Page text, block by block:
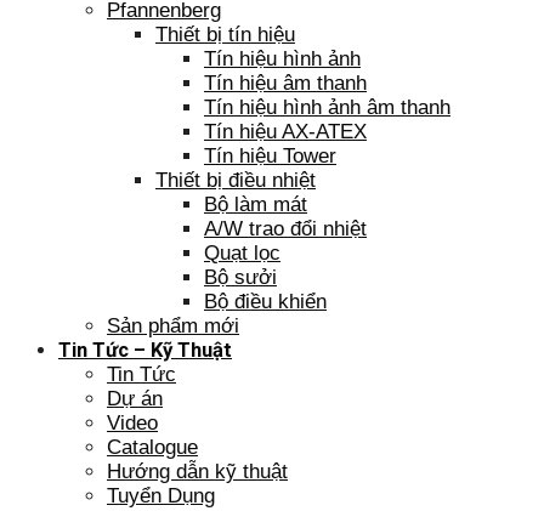
Pfannenberg
Thiết bị tín hiệu
Tín hiệu hình ảnh
Tín hiệu âm thanh
Tín hiệu hình ảnh âm thanh
Tín hiệu AX-ATEX
Tín hiệu Tower
Thiết bị điều nhiệt
Bộ làm mát
A/W trao đổi nhiệt
Quạt lọc
Bộ sưởi
Bộ điều khiển
Sản phẩm mới
Tin Tức – Kỹ Thuật
Tin Tức
Dự án
Video
Catalogue
Hướng dẫn kỹ thuật
Tuyển Dụng